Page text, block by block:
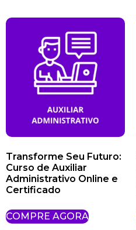
Transforme Seu Futuro:
Curso de Auxiliar
Administrativo Online e
Certificado
COMPRE AGORA